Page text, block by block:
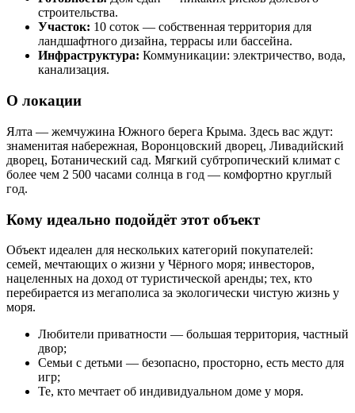
строительства.
Участок: 10 соток — собственная территория для
ландшафтного дизайна, террасы или бассейна.
Инфраструктура: Коммуникации: электричество, вода,
канализация.
О локации
Ялта — жемчужина Южного берега Крыма. Здесь вас ждут:
знаменитая набережная, Воронцовский дворец, Ливадийский
дворец, Ботанический сад. Мягкий субтропический климат с
более чем 2 500 часами солнца в год — комфортно круглый
год.
Кому идеально подойдёт этот объект
Объект идеален для нескольких категорий покупателей:
семей, мечтающих о жизни у Чёрного моря; инвесторов,
нацеленных на доход от туристической аренды; тех, кто
перебирается из мегаполиса за экологически чистую жизнь у
моря.
Любители приватности — большая территория, частный
двор;
Семьи с детьми — безопасно, просторно, есть место для
игр;
Те, кто мечтает об индивидуальном доме у моря.